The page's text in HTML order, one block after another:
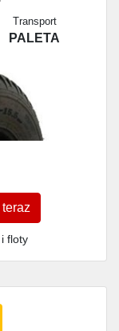
Transport
PALETA
teraz
floty